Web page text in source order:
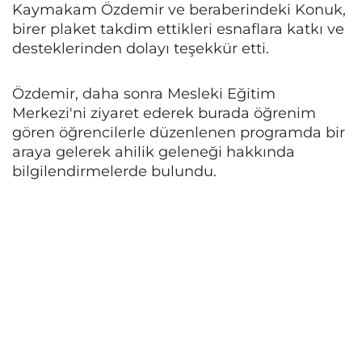
Kaymakam Özdemir ve beraberindeki Konuk,
birer plaket takdim ettikleri esnaflara katkı ve
desteklerinden dolayı teşekkür etti.
Özdemir, daha sonra Mesleki Eğitim
Merkezi'ni ziyaret ederek burada öğrenim
gören öğrencilerle düzenlenen programda bir
araya gelerek ahilik geleneği hakkında
bilgilendirmelerde bulundu.